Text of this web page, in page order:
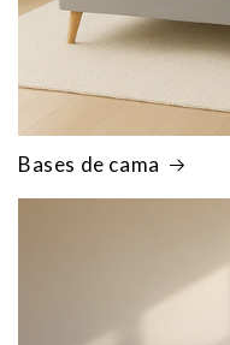
Bases de cama